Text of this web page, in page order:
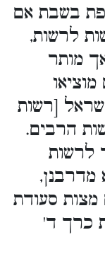
פת בשבת אם
לרשות,
מותר
[רשות
הרבים.
לרשות
מדרבנן,
סעודת
כרך ד'